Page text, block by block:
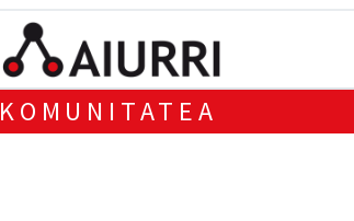
KOMUNITATEA